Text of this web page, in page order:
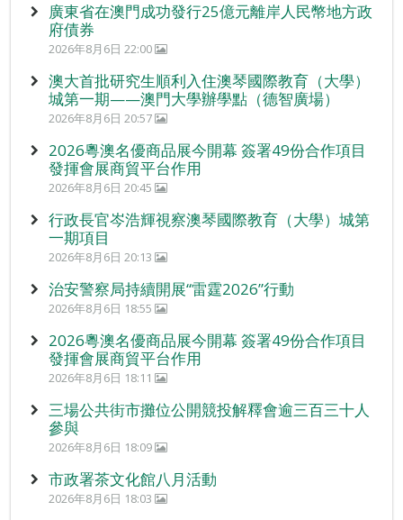
廣東省在澳門成功發行25億元離岸人民幣地方政
府債券
2026年8月6日 22:00
澳大首批研究生順利入住澳琴國際教育（大學）
城第一期——澳門大學辦學點（德智廣場）
2026年8月6日 20:57
2026粵澳名優商品展今開幕 簽署49份合作項目
發揮會展商貿平台作用
2026年8月6日 20:45
行政長官岑浩輝視察澳琴國際教育（大學）城第
一期項目
2026年8月6日 20:13
治安警察局持續開展“雷霆2026”行動
2026年8月6日 18:55
2026粵澳名優商品展今開幕 簽署49份合作項目
發揮會展商貿平台作用
2026年8月6日 18:11
三場公共街市攤位公開競投解釋會逾三百三十人
參與
2026年8月6日 18:09
市政署茶文化館八月活動
2026年8月6日 18:03